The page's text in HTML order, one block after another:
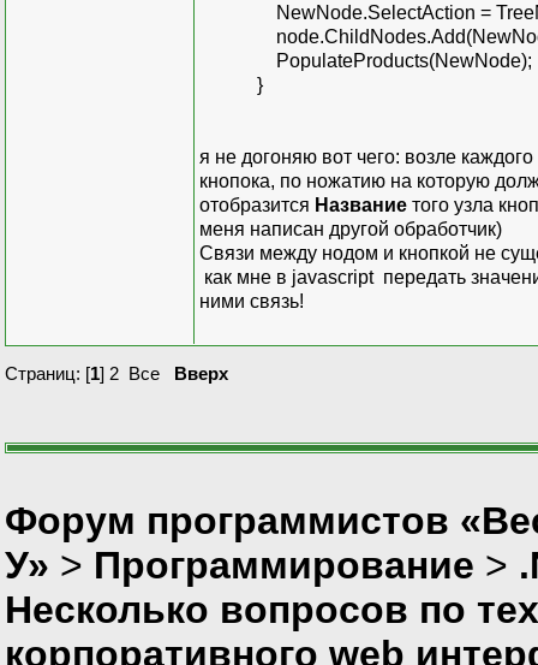
void
SqlCommand sqlQuery
DataSet ResultSet =
foreach (DataRow
{
}
void
string parentID =
NewNode.SelectAction =
PopulateProducts(NewNode);
}
я не догоняю вот чего: возле
кнопока, по ножатию на которую
отобразится Название того узла
меня написан другой обработчик)
Связи между нодом и кнопкой не
как мне в javascript передать
ними связь!
Страниц: [1] 2 Все Вверх
Форум программистов
У» > Программирование >
Несколько вопросов по
корпоративного web